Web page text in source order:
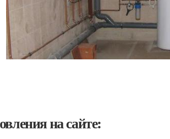
на сайте: